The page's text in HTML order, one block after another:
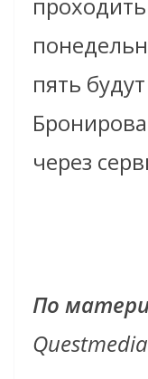
пять
через
По